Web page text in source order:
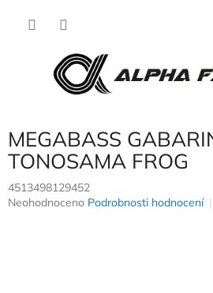
MEGABASS
TONOSAMA FROG
4513498129452
Průměrné
Neohodnoceno Podrobnosti hodnocení